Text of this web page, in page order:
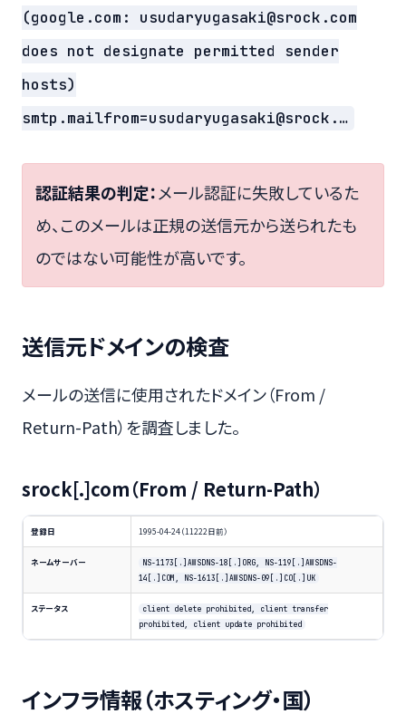
(google.com: usudaryugasaki@srock.com
does not designate permitted sender
hosts)
smtp.mailfrom=usudaryugasaki@srock.…
認証結果の判定：メール認証に失敗しているた
め、このメールは正規の送信元から送られたも
のではない可能性が高いです。
送信元ドメインの検査
メールの送信に使用されたドメイン（From /
Return-Path）を調査しました。
srock[.]com（From / Return-Path）
登録日 1995-04-24（11222日前）
ネームサーバー
NS-1173[.]AWSDNS-18[.]ORG, NS-119[.]AWSDNS-
14[.]COM, NS-1613[.]AWSDNS-09[.]CO[.]UK
ステータス
client delete prohibited, client transfer
prohibited, client update prohibited
インフラ情報（ホスティング・国）